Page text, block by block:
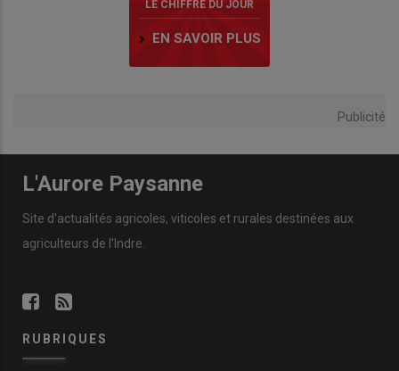
LE CHIFFRE DU JOUR
EN SAVOIR PLUS
Publicité
L'Aurore Paysanne
Site d'actualités agricoles, viticoles et rurales destinées aux
agriculteurs de l'Indre.
RUBRIQUES